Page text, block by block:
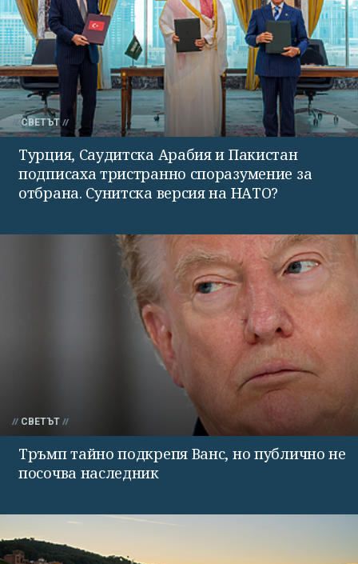
СВЕТЪТ
Турция, Саудитска Арабия и Пакистан
подписаха тристранно споразумение за
отбрана. Сунитска версия на НАТО?
СВЕТЪТ
Тръмп тайно подкрепя Ванс, но публично не
посочва наследник